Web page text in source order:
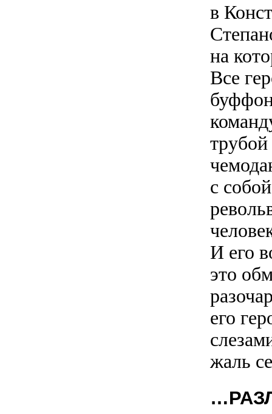
в
на
Все
с
И его
это
его
жаль